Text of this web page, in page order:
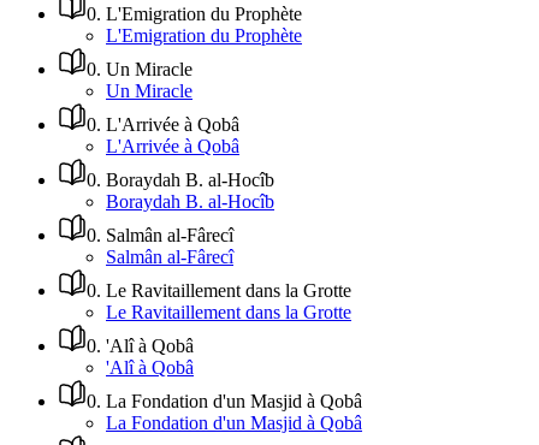
0. L'Emigration du Prophète
L'Emigration du Prophète
0. Un Miracle
Un Miracle
0. L'Arrivée à Qobâ
L'Arrivée à Qobâ
0. Boraydah B. al-Hocîb
Boraydah B. al-Hocîb
0. Salmân al-Fârecî
Salmân al-Fârecî
0. Le Ravitaillement dans la Grotte
Le Ravitaillement dans la Grotte
0. 'Alî à Qobâ
'Alî à Qobâ
0. La Fondation d'un Masjid à Qobâ
La Fondation d'un Masjid à Qobâ